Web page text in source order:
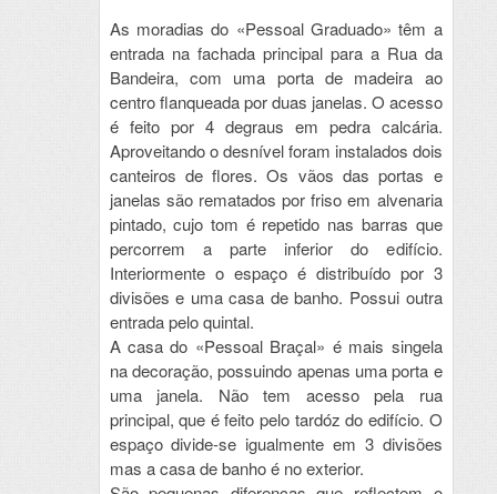
As moradias do «Pessoal Graduado» têm a
entrada na fachada principal para a Rua da
Bandeira, com uma porta de madeira ao
centro flanqueada por duas janelas. O acesso
é feito por 4 degraus em pedra calcária.
Aproveitando o desnível foram instalados dois
canteiros de flores. Os vãos das portas e
janelas são rematados por friso em alvenaria
pintado, cujo tom é repetido nas barras que
percorrem a parte inferior do edifício.
Interiormente o espaço é distribuído por 3
divisões e uma casa de banho. Possui outra
entrada pelo quintal.
A casa do «Pessoal Braçal» é mais singela
na decoração, possuindo apenas uma porta e
uma janela. Não tem acesso pela rua
principal, que é feito pelo tardóz do edifício. O
espaço divide-se igualmente em 3 divisões
mas a casa de banho é no exterior.